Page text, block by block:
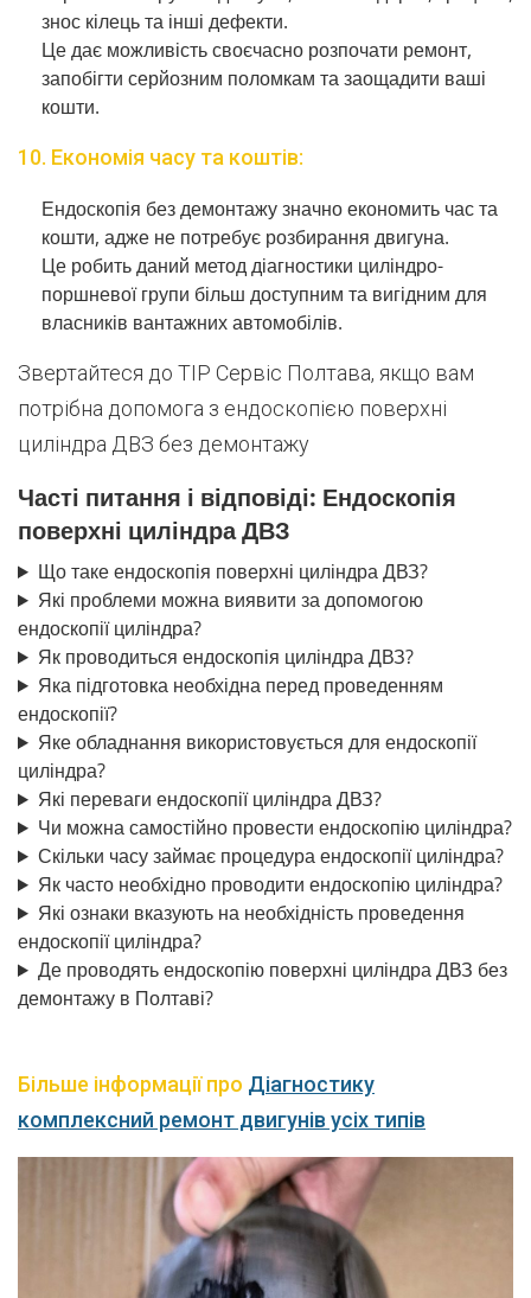
знос кілець та інші дефекти.
Це дає можливість своєчасно розпочати ремонт,
запобігти серйозним поломкам та заощадити ваші
кошти.
10. Економія часу та коштів:
Ендоскопія без демонтажу значно економить час та
кошти, адже не потребує розбирання двигуна.
Це робить даний метод діагностики циліндро-
поршневої групи більш доступним та вигідним для
власників вантажних автомобілів.
Звертайтеся до ТІР Сервіс Полтава, якщо вам
потрібна допомога з ендоскопією поверхні
циліндра ДВЗ без демонтажу
Часті питання і відповіді: Ендоскопія
поверхні циліндра ДВЗ
Що таке ендоскопія поверхні циліндра ДВЗ?
Які проблеми можна виявити за допомогою
ендоскопії циліндра?
Як проводиться ендоскопія циліндра ДВЗ?
Яка підготовка необхідна перед проведенням
ендоскопії?
Яке обладнання використовується для ендоскопії
циліндра?
Які переваги ендоскопії циліндра ДВЗ?
Чи можна самостійно провести ендоскопію циліндра?
Скільки часу займає процедура ендоскопії циліндра?
Як часто необхідно проводити ендоскопію циліндра?
Які ознаки вказують на необхідність проведення
ендоскопії циліндра?
Де проводять ендоскопію поверхні циліндра ДВЗ без
демонтажу в Полтаві?
Більше інформації про Діагностику
комплексний ремонт двигунів усіх типів